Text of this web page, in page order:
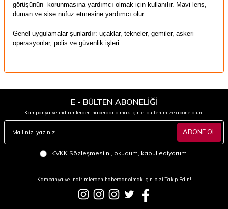
görüşünün” korunmasına yardımcı olmak için kullanılır. Mavi lens,
duman ve sise nüfuz etmesine yardımcı olur.
Genel uygulamalar şunlardır: uçaklar, tekneler, gemiler, askeri
operasyonlar, polis ve güvenlik işleri.
E - BÜLTEN ABONELİĞİ
Kampanya ve indirimlerden haberdar olmak için e-bültenimize abone olun.
ABONE OL
KVKK Sözleşmesi'ni , okudum, kabul ediyorum.
Kampanya ve indirimlerden haberdar olmak için bizi Takip Edin!